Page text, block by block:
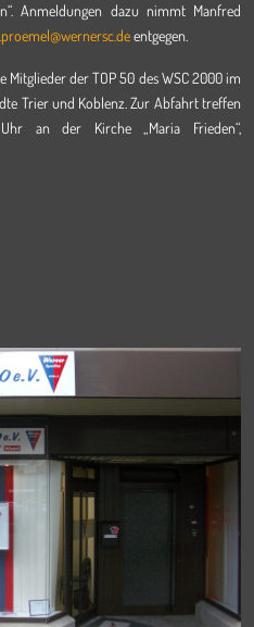
Anmeldungen dazu nimmt Manfred
entgegen.
der TOP 50 des WSC 2000 im
Trier und Koblenz. Zur Abfahrt treffen
an der Kirche „Maria Frieden“,